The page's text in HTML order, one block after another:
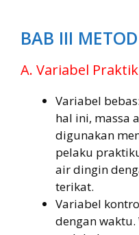
BAB III
A. Variabel
Variabel
hal ini, massa
digunakan
pelaku
air dingin
terikat.
Variabel
dengan